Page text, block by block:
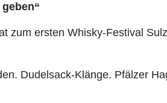
zum ersten Whisky-Festival
Dudelsack-Klänge. Pfälzer